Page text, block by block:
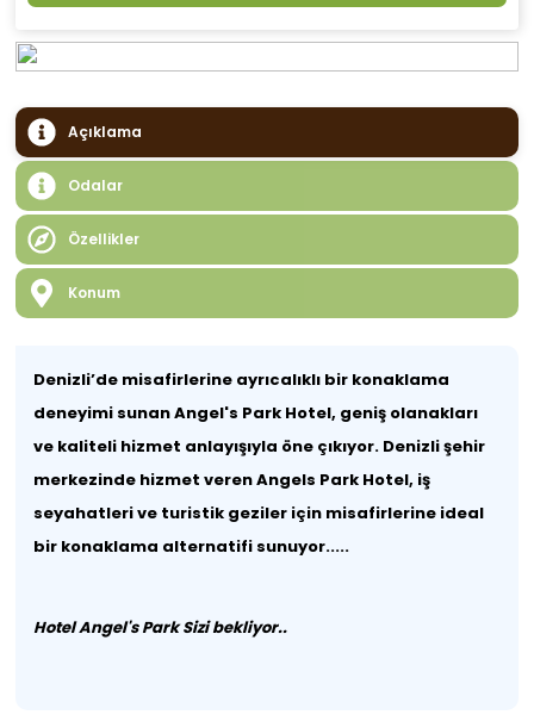
Açıklama
Odalar
Özellikler
Konum
Denizli’de misafirlerine ayrıcalıklı bir konaklama
deneyimi sunan Angel's Park Hotel, geniş olanakları
ve kaliteli hizmet anlayışıyla öne çıkıyor. Denizli şehir
merkezinde hizmet veren Angels Park Hotel, iş
seyahatleri ve turistik geziler için misafirlerine ideal
bir konaklama alternatifi sunuyor.....
Hotel Angel's Park Sizi bekliyor..